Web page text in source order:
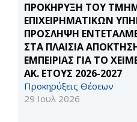
ΠΡΟΚΗΡΥΞΗ ΤΟΥ
ΕΠΙΧΕΙΡΗΜΑΤΙΚΩΝ
ΠΡΟΣΛΗΨΗ
ΣΤΑ ΠΛΑΙΣΙΑ
ΕΜΠΕΙΡΙΑΣ ΓΙΑ ΤΟ
ΑΚ. ΕΤΟΥΣ 2026-2027
Προκηρύξεις Θέσεων
29 Ιουλ 2026